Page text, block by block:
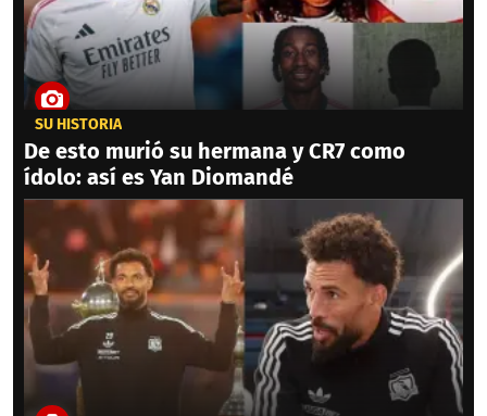
SU HISTORIA
De esto murió su hermana y CR7 como
ídolo: así es Yan Diomandé